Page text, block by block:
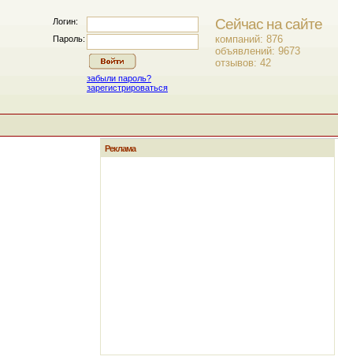
Сейчас на сайте
компаний: 876
объявлений: 9673
отзывов: 42
Логин:
Пароль:
забыли пароль?
зарегистрироваться
Реклама